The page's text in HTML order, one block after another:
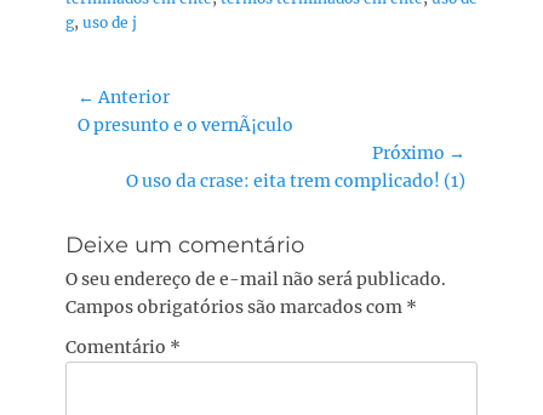
g, uso de j
Navegação
de
← Anterior
Post
O presunto e o vernÃ¡culo
Próximo →
PróximoO uso da crase: eita trem complicado! (1)
Deixe um comentário
O seu endereço de e-mail não será publicado.
Campos obrigatórios são marcados com *
Comentário *